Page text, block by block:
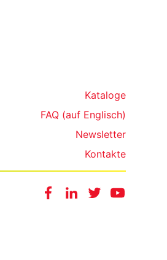
Kataloge
FAQ (auf Englisch)
Newsletter
Kontakte
FacebookInstagram
Twitter